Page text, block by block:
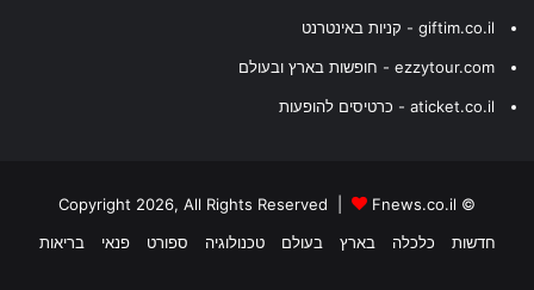
giftim.co.il - קניות באינטרנט
ezzytour.com - חופשות בארץ ובעולם
aticket.co.il - כרטיסים להופעות
© Copyright 2026, All Rights Reserved |
Fnews.co.il
חדשות
כלכלה בארץ בעולם טכנולוגיה ספורט פנאי בריאות